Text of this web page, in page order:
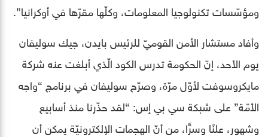
ومؤسّسات تكنولوجيا المعلومات، وكلّها مقرّها في أوكرانيا”.
وأفاد مستشار الأمن القوميّ للرئيس بايدن، جيك سوليفان
يوم الأحد، إنّ الحكومة تدرس الكود الّذي أبلغت عنه شركة
مايكروسوفت لأوّل مرّة، وصرّح سوليفان في برنامج “واجه
الأمّة” على شبكة سي بي إس: “لقد حذّرنا منذ أسابيع
وشهور، علنًا وسرًّا، من أنّ الهجمات الإلكترونيّة يمكن أن